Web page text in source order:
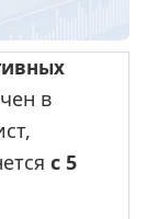
в
c 5